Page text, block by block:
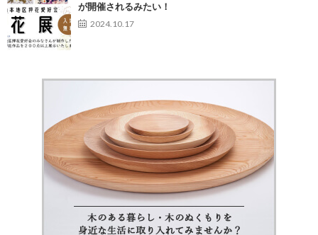
が開催されるみたい！
2024.10.17